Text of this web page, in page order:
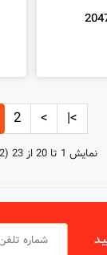
2 > >|
نمايش 1 تا 20 از 23 (2 صفحه)